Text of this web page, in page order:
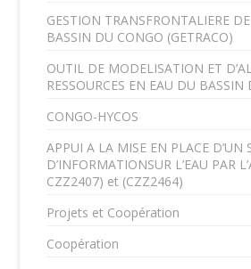
GESTION TRANSFRONTALIERE
BASSIN DU CONGO (GETRACO)
OUTIL DE MODELISATION ET
RESSOURCES EN EAU DU BASSIN
CONGO-HYCOS
APPUI A LA MISE EN PLACE D’UN
D’INFORMATIONSUR L’EAU PAR
CZZ2407) et (CZZ2464)
Projets et Coopération
Coopération